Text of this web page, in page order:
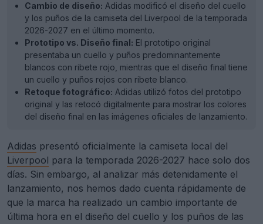
Cambio de diseño: Adidas modificó el diseño del cuello
y los puños de la camiseta del Liverpool de la temporada
2026-2027 en el último momento.
Prototipo vs. Diseño final: El prototipo original
presentaba un cuello y puños predominantemente
blancos con ribete rojo, mientras que el diseño final tiene
un cuello y puños rojos con ribete blanco.
Retoque fotográfico: Adidas utilizó fotos del prototipo
original y las retocó digitalmente para mostrar los colores
del diseño final en las imágenes oficiales de lanzamiento.
Adidas presentó oficialmente la camiseta local del
Liverpool para la temporada 2026-2027 hace solo dos
días. Sin embargo, al analizar más detenidamente el
lanzamiento, nos hemos dado cuenta rápidamente de
que la marca ha realizado un cambio importante de
última hora en el diseño del cuello y los puños de las